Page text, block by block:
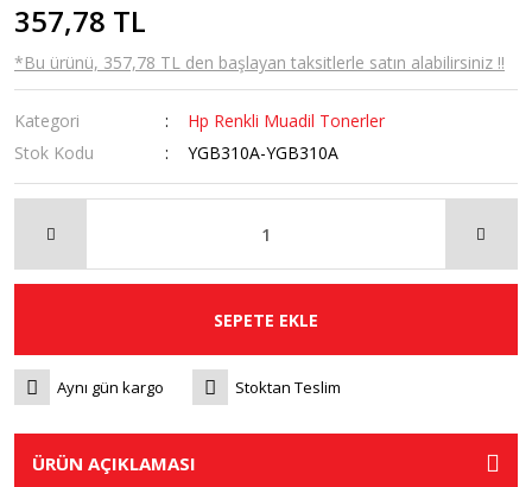
357,78 TL
*Bu ürünü, 357,78 TL den başlayan taksitlerle satın alabilirsiniz !!
Kategori
Hp Renkli Muadil Tonerler
Stok Kodu
YGB310A-YGB310A
SEPETE EKLE
Aynı gün kargo Stoktan Teslim
ÜRÜN AÇIKLAMASI